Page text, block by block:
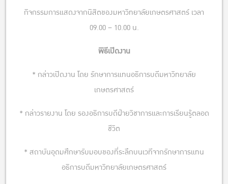
กิจกรรมการแสดงจากนิสิตของมหาวิทยาลัยเกษตรศาสตร์ เวลา
09.00 – 10.00 น.
พิธีเปิดงาน
* กล่าวเปิดงาน โดย รักษาการแทนอธิการบดีมหาวิทยาลัย
เกษตรศาสตร์
* กล่าวรายงาน โดย รองอธิการบดีฝ่ายวิชาการและการเรียนรู้ตลอด
ชีวิต
* สถาบันอุดมศึกษารับมอบของที่ระลึกบนเวทีจากรักษาการแทน
อธิการบดีมหาวิทยาลัยเกษตรศาสตร์